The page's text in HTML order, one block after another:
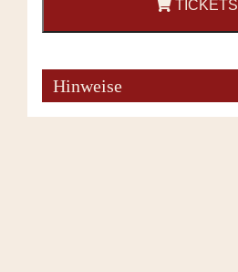
TICKETS
Hinweise